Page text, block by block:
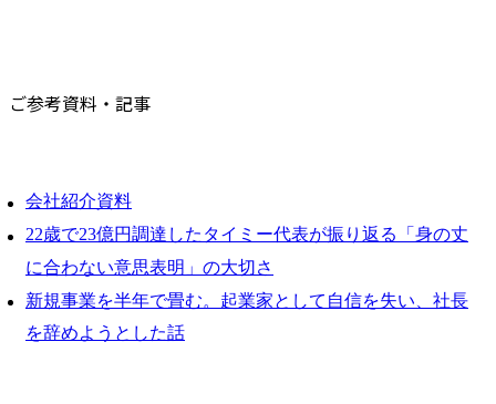
ご参考資料・記事
会社紹介資料
22歳で23億円調達したタイミー代表が振り返る「身の丈
に合わない意思表明」の大切さ
新規事業を半年で畳む。起業家として自信を失い、社長
を辞めようとした話